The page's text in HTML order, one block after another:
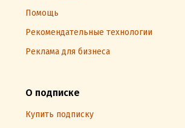
Помощь
Рекомендательные технологии
Реклама для бизнеса
О подписке
Купить подписку